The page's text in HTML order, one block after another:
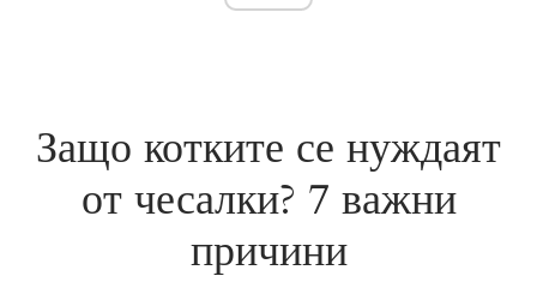
Защо котките се нуждаят
от чесалки? 7 важни
причини